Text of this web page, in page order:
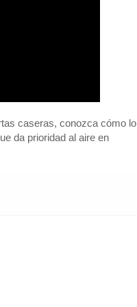
caseras, conozca cómo lo
da prioridad al aire en